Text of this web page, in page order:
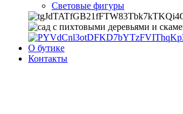
Световые фигуры
О бутике
Контакты